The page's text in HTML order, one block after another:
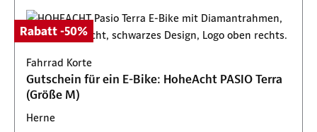
Rabatt -50%
Fahrrad Korte
Gutschein für ein E-Bike: HoheAcht PASIO Terra
(Größe M)
Herne